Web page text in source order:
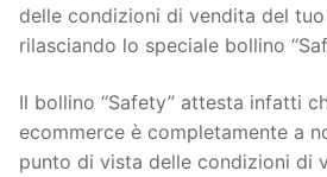
delle condizioni di vendita del
rilasciando lo speciale bollino
Il bollino “Safety” attesta infatti
ecommerce è completamente a
punto di vista delle condizioni di